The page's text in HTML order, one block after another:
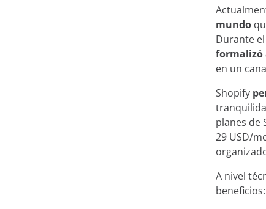
mundo
Durante
formalizó
en un
Shopify
planes de
29 USD/
A nivel
beneficios: